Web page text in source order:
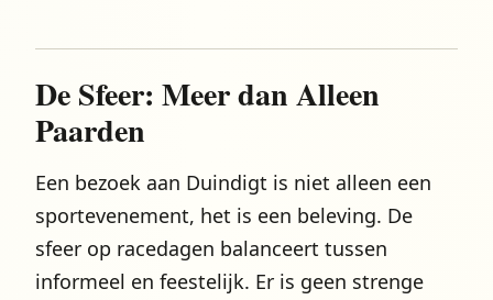
De Sfeer: Meer dan Alleen
Paarden
Een bezoek aan Duindigt is niet alleen een
sportevenement, het is een beleving. De
sfeer op racedagen balanceert tussen
informeel en feestelijk. Er is geen strenge